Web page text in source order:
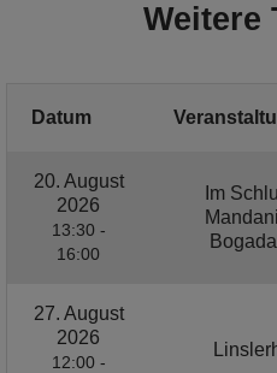
Weitere
Datum
20. August
2026
13:30 -
16:00
Im
27. August
2026
12:00 -